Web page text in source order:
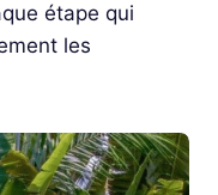
étape qui
les